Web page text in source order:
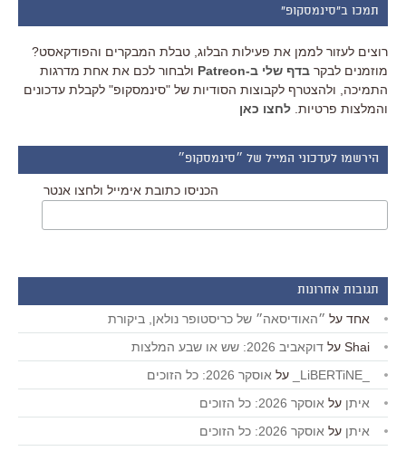
תמכו ב"סינמסקופ"
רוצים לעזור לממן את פעילות הבלוג, טבלת המבקרים והפודקאסט?
מוזמנים לבקר בדף שלי ב-Patreon
ולבחור לכם את אחת מדרגות
התמיכה, ולהצטרף לקבוצות הסודיות של "סינמסקופ" לקבלת עדכונים
והמלצות פרטיות. לחצו כאן
הירשמו לעדכוני המייל של ״סינמסקופ״
הכניסו כתובת אימייל ולחצו אנטר
תגובות אחרונות
אחד על ״האודיסאה״ של כריסטופר נולאן, ביקורת
Shai על דוקאביב 2026: שש או שבע המלצות
על אוסקר 2026: כל הזוכים
איתן על אוסקר 2026: כל הזוכים
איתן על אוסקר 2026: כל הזוכים